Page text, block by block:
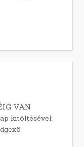
VAN
kitöltésével: